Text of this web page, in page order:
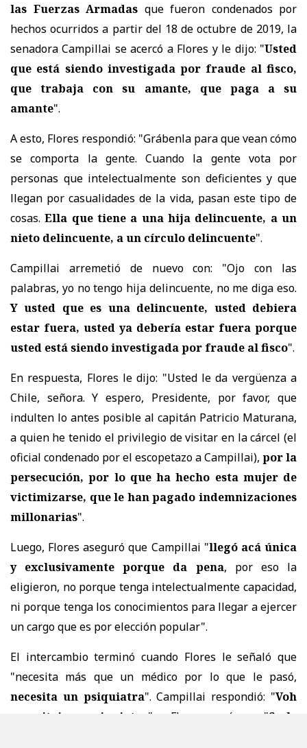
las Fuerzas Armadas que fueron condenados por
hechos ocurridos a partir del 18 de octubre de 2019, la
senadora Campillai se acercó a Flores y le dijo: "Usted
que está siendo investigada por fraude al fisco,
que trabaja con su amante, que paga a su
amante".
A esto, Flores respondió: "Grábenla para que vean cómo
se comporta la gente. Cuando la gente vota por
personas que intelectualmente son deficientes y que
llegan por casualidades de la vida, pasan este tipo de
cosas.Ella que tiene a una hija delincuente, a un
nieto delincuente, a un círculo delincuente".
Campillai arremetió de nuevo con: "Ojo con las
palabras, yo no tengo hija delincuente, no me diga eso.
Y usted que es una delincuente, usted debiera
estar fuera, usted ya debería estar fuera porque
usted está siendo investigada por fraude al fisco".
En respuesta, Flores le dijo: "Usted le da vergüenza a
Chile, señora. Y espero, Presidente, por favor, que
indulten lo antes posible al capitán Patricio Maturana,
a quien he tenido el privilegio de visitar en la cárcel (el
oficial condenado por el escopetazo a Campillai), por la
persecución, por lo que ha hecho esta mujer de
victimizarse, que le han pagado indemnizaciones
millonarias".
Luego, Flores aseguró que Campillai "llegó acá única
y exclusivamente porque da pena, por eso la
eligieron, no porque tenga intelectualmente capacidad,
ni porque tenga los conocimientos para llegar a ejercer
un cargo que es por elección popular".
El intercambio terminó cuando Flores le señaló que
"necesita más que un médico por lo que le pasó,
necesita un psiquiatra". Campillai respondió: "Voh
necesitai un psiquiatra ", y Flores cerró con: "Se le